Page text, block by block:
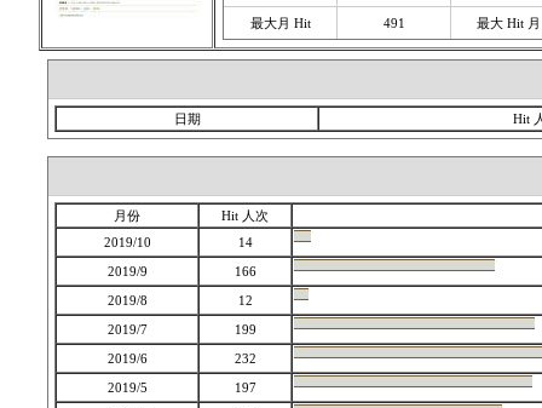
最大月 Hit 491 最大 Hit 月
日期 Hit
月份
Hit 人次
2019/10
14
2019/9
166
2019/8
12
2019/7
199
2019/6
232
2019/5
197